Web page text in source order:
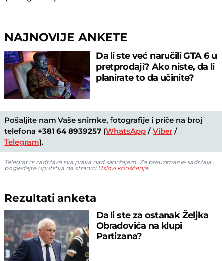
NAJNOVIJE ANKETE
Da li ste već naručili GTA 6 u
pretprodaji? Ako niste, da li
planirate to da učinite?
Pošaljite nam Vaše snimke, fotografije i priče na broj
telefona +381 64 8939257 (WhatsApp /Viber /
Telegram).
Telegraf.rs zadržava sva prava nad sadržajem. Za preuzimanje sadržaja
pogledajte uputstva na stranici Uslovi korišćenja.
Rezultati anketa
Da li ste za ostanak Željka
Obradovića na klupi
Partizana?